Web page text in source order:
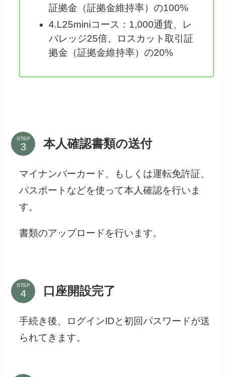
証拠金（証拠金維持率）の100%
4.L25miniコース：1,000通貨、レ
バレッジ25倍、ロスカット取引証
拠金（証拠金維持率）の20%
STEP 本人確認書類の送付
マイナンバーカード、もしくは運転免許証、
パスポートなどを使って本人確認を行いま
す。
書類のアップロードを行います。
STEP 口座開設完了
手続き後、ログインIDと初回パスワードが送
られてきます。